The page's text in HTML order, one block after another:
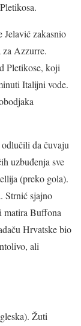
zakasnio
za Azzurre.
Pletikose, koji
Italijni vode.
da čuvaju
uzbuđenja sve
(preko gola).
Strnić sjajno
matira Buffona
Hrvatske bio
ali
Žuti